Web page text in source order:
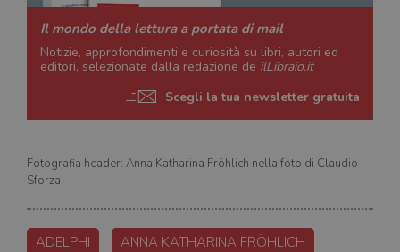
Il mondo della lettura a portata di mail
Notizie, approfondimenti e curiosità su libri, autori ed
editori, selezionate dalla redazione de ilLibraio.it
Scegli la tua newsletter gratuita
Fotografia header: Anna Katharina Fröhlich nella foto di Claudio
Sforza
ADELPHI ANNA KATHARINA FRÖHLICH